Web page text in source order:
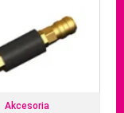
Akcesoria